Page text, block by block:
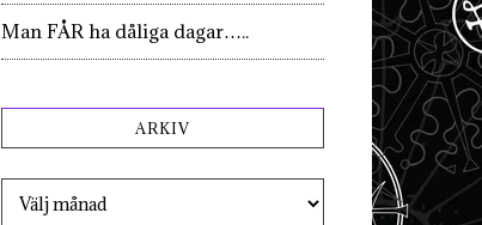
Man FÅR ha dåliga dagar…..
ARKIV
Arkiv